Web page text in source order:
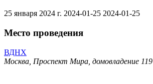
25 января 2024 г. 2024-01-25 2024-01-25
Место проведения
ВДНХ
Москва, Проспект Мира, домовладение 119